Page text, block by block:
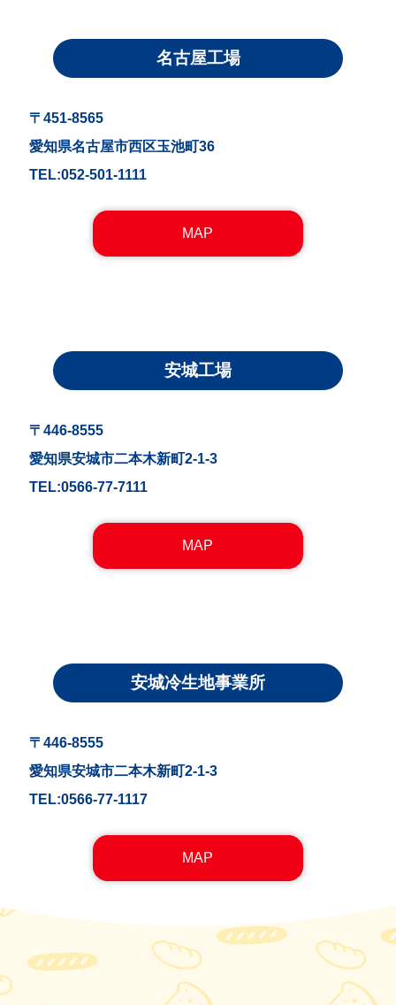
名古屋工場
〒451-8565
愛知県名古屋市西区玉池町36
TEL:052-501-1111
MAP
安城工場
〒446-8555
愛知県安城市二本木新町2-1-3
TEL:0566-77-7111
MAP
安城冷生地事業所
〒446-8555
愛知県安城市二本木新町2-1-3
TEL:0566-77-1117
MAP